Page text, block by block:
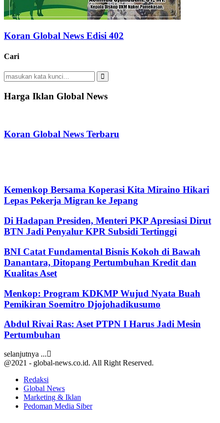
Koran Global News Edisi 402
Cari
Search
for:
Search
Harga Iklan Global News
Koran Global News Terbaru
Kemenkop Bersama Koperasi Kita Miraino Hikari
Lepas Pekerja Migran ke Jepang
Di Hadapan Presiden, Menteri PKP Apresiasi Dirut
BTN Jadi Penyalur KPR Subsidi Tertinggi
BNI Catat Fundamental Bisnis Kokoh di Bawah
Danantara, Ditopang Pertumbuhan Kredit dan
Kualitas Aset
Menkop: Program KDKMP Wujud Nyata Buah
Pemikiran Soemitro Djojohadikusumo
Abdul Rivai Ras: Aset PTPN I Harus Jadi Mesin
Pertumbuhan
selanjutnya ...
@2021 - global-news.co.id. All Right Reserved.
Redaksi
Global News
Marketing & Iklan
Pedoman Media Siber